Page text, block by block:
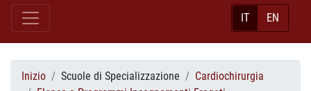
IT EN
Inizio Scuole di Specializzazione
Cardiochirurgia